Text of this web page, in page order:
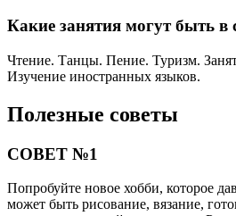
Какие занятия могут быть в
Чтение. Танцы. Пение. Туризм.
Изучение иностранных языков.
Полезные советы
СОВЕТ №1
Попробуйте новое хобби, которое
может быть рисование, вязание,